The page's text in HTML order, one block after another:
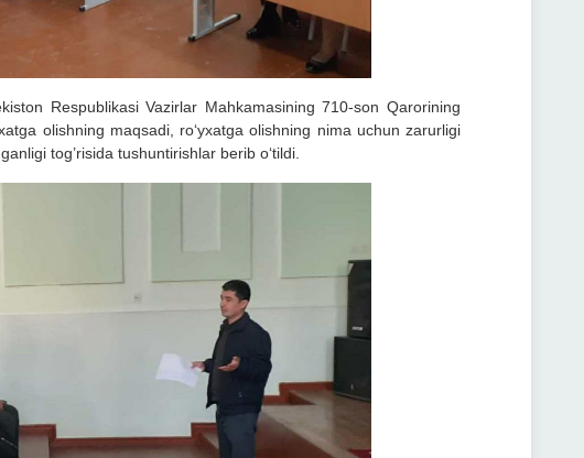
Respublikasi Vazirlar Mahkamasining 710-son Qarorining
olishning maqsadi, ro‘yxatga olishning nima uchun zarurligi
tog’risida tushuntirishlar berib o‘tildi.